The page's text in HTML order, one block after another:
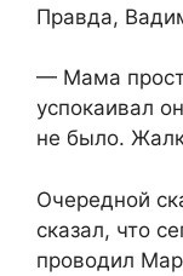
Правда,
— Мама
успокаивал
не было.
Очередной
сказал, что
проводил